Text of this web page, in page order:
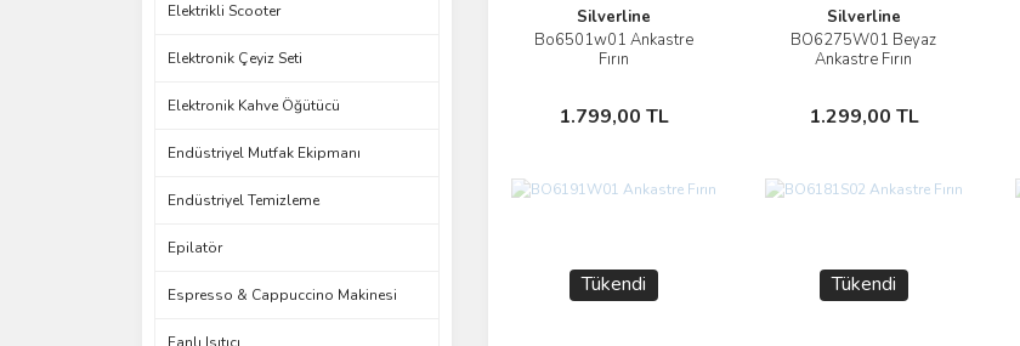
Elektrikli Scooter
Elektronik Çeyiz Seti
Elektronik Kahve Öğütücü
Endüstriyel Mutfak Ekipmanı
Endüstriyel Temizleme
Epilatör
Espresso & Cappuccino Makinesi
Silverline
Bo6501w01 Ankastre
Fırın
1.799,00 TL
İncele
Stokta Yok
Silverline
BO6275W01 Beyaz
Ankastre Fırın
1.299,00 TL
İncele
Stokta Yok
Tükendi Tükendi